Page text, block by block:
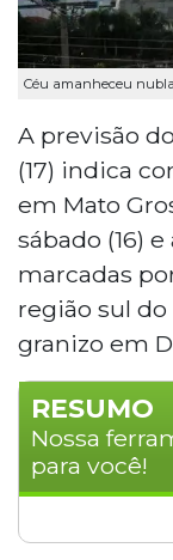
Céu amanheceu
A previsão do
(17) indica
em Mato
sábado (16)
marcadas
região sul
granizo em
RESUMO
Nossa
para você!
Mato